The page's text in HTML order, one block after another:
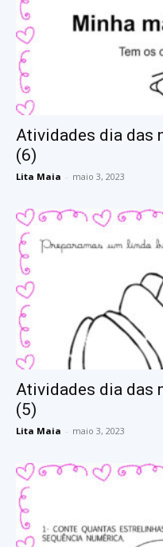
Atividades dia das
(6)
Lita Maia - maio 3, 2023
Atividades dia das
(5)
Lita Maia - maio 3, 2023